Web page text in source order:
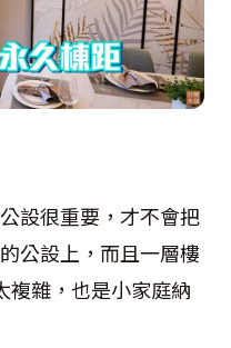
設很重要，才不會把
公設上，而且一層樓
複雜，也是小家庭納